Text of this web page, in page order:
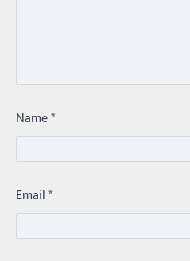
Name*
Email*
4
అమ్మాయిలే
Balachander
అందంగా